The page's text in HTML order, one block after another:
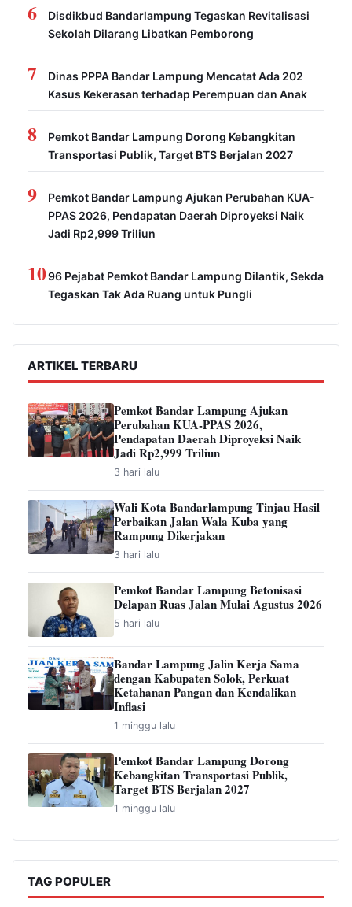
6
Disdikbud Bandarlampung Tegaskan Revitalisasi
Sekolah Dilarang Libatkan Pemborong
7
Dinas PPPA Bandar Lampung Mencatat Ada 202
Kasus Kekerasan terhadap Perempuan dan Anak
8
Pemkot Bandar Lampung Dorong Kebangkitan
Transportasi Publik, Target BTS Berjalan 2027
9
Pemkot Bandar Lampung Ajukan Perubahan KUA-
PPAS 2026, Pendapatan Daerah Diproyeksi Naik
Jadi Rp2,999 Triliun
1096 Pejabat Pemkot Bandar Lampung Dilantik, Sekda
Tegaskan Tak Ada Ruang untuk Pungli
ARTIKEL TERBARU
Pemkot Bandar Lampung Ajukan
Perubahan KUA-PPAS 2026,
Pendapatan Daerah Diproyeksi Naik
Jadi Rp2,999 Triliun
3 hari lalu
Wali Kota Bandarlampung Tinjau Hasil
Perbaikan Jalan Wala Kuba yang
Rampung Dikerjakan
3 hari lalu
Pemkot Bandar Lampung Betonisasi
Delapan Ruas Jalan Mulai Agustus 2026
5 hari lalu
Bandar Lampung Jalin Kerja Sama
dengan Kabupaten Solok, Perkuat
Ketahanan Pangan dan Kendalikan
Inflasi
1 minggu lalu
Pemkot Bandar Lampung Dorong
Kebangkitan Transportasi Publik,
Target BTS Berjalan 2027
1 minggu lalu
TAG POPULER